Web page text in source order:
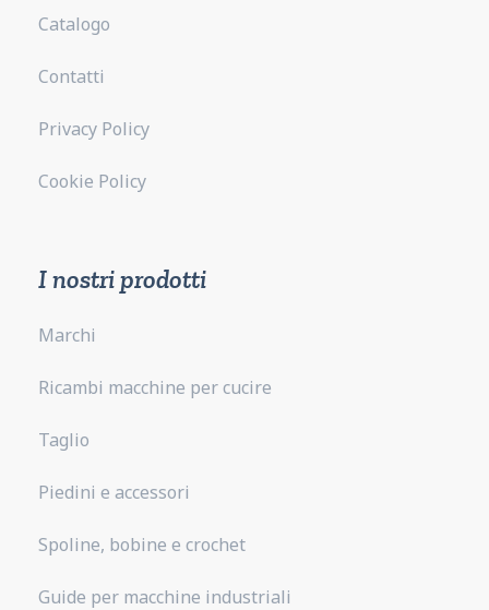
Catalogo
Contatti
Privacy Policy
Cookie Policy
I nostri prodotti
Marchi
Ricambi macchine per cucire
Taglio
Piedini e accessori
Spoline, bobine e crochet
Guide per macchine industriali